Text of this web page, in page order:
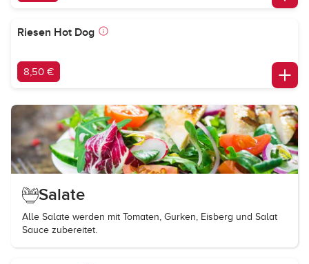
Riesen Hot Dog
8,50 €
Salate
Alle Salate werden mit Tomaten, Gurken, Eisberg und Salat
Sauce zubereitet.